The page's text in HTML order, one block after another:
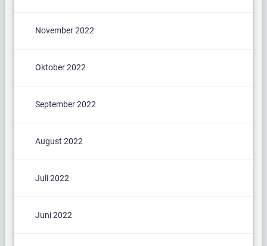
November 2022
Oktober 2022
September 2022
August 2022
Juli 2022
Juni 2022